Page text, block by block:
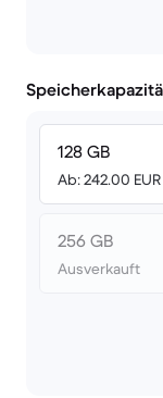
128 GB
Ab: 242.00 EUR
256 GB
Ausverkauft